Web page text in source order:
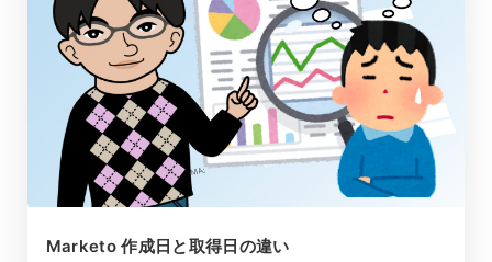
Marketo 作成日と取得日の違い